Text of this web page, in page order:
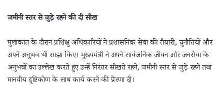
जमीनी स्तर से जुड़े रहने की दी सीख
मुलाकात के दौरान प्रशिक्षु अधिकारियों ने प्रशासनिक सेवा की तैयारी, चुनौतियों और
अपने अनुभव भी साझा किए। मुख्यमंत्री ने अपने सार्वजनिक जीवन और जनसेवा के
अनुभवों का उल्लेख करते हुए उन्हें निरंतर सीखते रहने, जमीनी स्तर से जुड़े रहने तथा
मानवीय दृष्टिकोण के साथ कार्य करने की प्रेरणा दी।